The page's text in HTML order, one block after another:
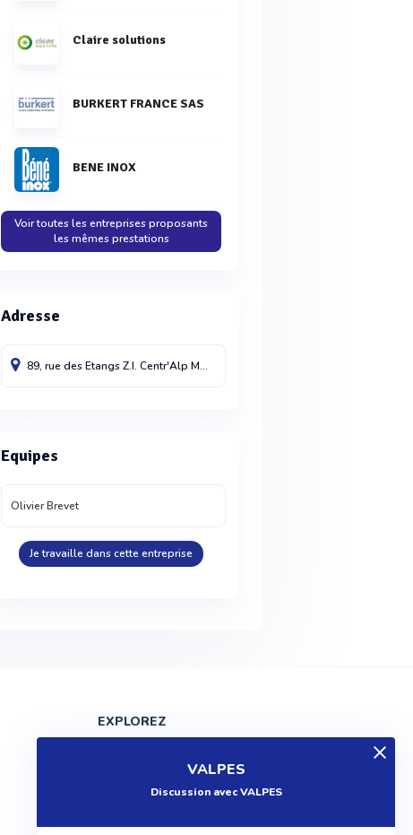
VALPES
Discussion avec VALPES
Claire solutions
BURKERT FRANCE SAS
BENE INOX
Voir toutes les entreprises proposants
les mêmes prestations
Adresse
89, rue des Etangs Z.I. Centr'AlpMoirans
Equipes
Olivier Brevet
Je travaille dans cette entreprise
EXPLOREZ